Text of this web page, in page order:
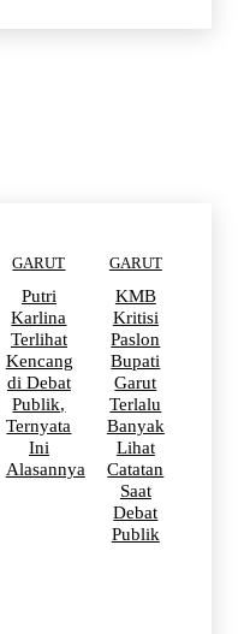
GARUT
Putri
Karlina
Terlihat
Kencang
di Debat
Publik,
Ternyata
Ini
Alasannya
GARUT
KMB
Kritisi
Paslon
Bupati
Garut
Terlalu
Banyak
Lihat
Catatan
Saat
Debat
Publik